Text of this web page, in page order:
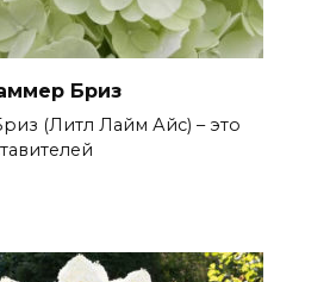
Бриз
(Литл Лайм Айс) – это